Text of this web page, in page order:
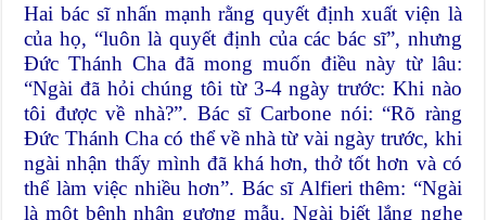
Hai bác sĩ nhấn mạnh rằng quyết định xuất viện là
của họ, “luôn là quyết định của các bác sĩ”, nhưng
Đức Thánh Cha đã mong muốn điều này từ lâu:
“Ngài đã hỏi chúng tôi từ 3-4 ngày trước: Khi nào
tôi được về nhà?”. Bác sĩ Carbone nói: “Rõ ràng
Đức Thánh Cha có thể về nhà từ vài ngày trước, khi
ngài nhận thấy mình đã khá hơn, thở tốt hơn và có
thể làm việc nhiều hơn”. Bác sĩ Alfieri thêm: “Ngài
là một bệnh nhân gương mẫu. Ngài biết lắng nghe